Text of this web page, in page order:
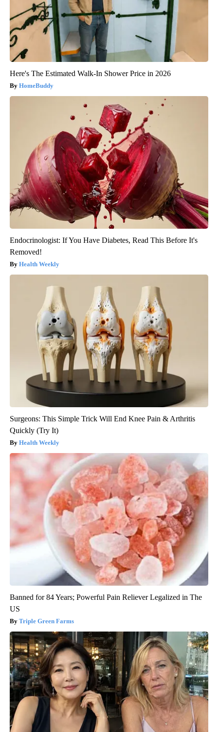
Here's The Estimated Walk-In Shower Price in 2026
HomeBuddy
Endocrinologist: If You Have Diabetes, Read This Before It's
Removed!
Health Weekly
Surgeons: This Simple Trick Will End Knee Pain & Arthritis
Quickly (Try It)
Health Weekly
Banned for 84 Years; Powerful Pain Reliever Legalized in The
US
Triple Green Farms